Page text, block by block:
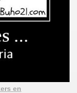
en